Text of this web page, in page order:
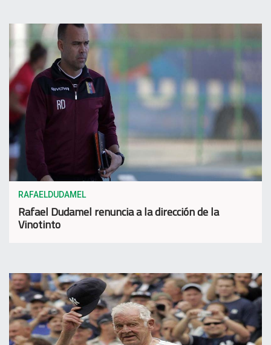
RAFAELDUDAMEL
Rafael Dudamel renuncia a la dirección de la
Vinotinto